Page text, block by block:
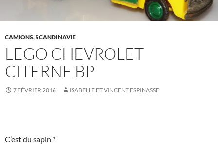
CAMIONS,SCANDINAVIE
LEGO CHEVROLET
CITERNE BP
7 FÉVRIER 2016 ISABELLE ET VINCENT ESPINASSE
C’est du sapin ?